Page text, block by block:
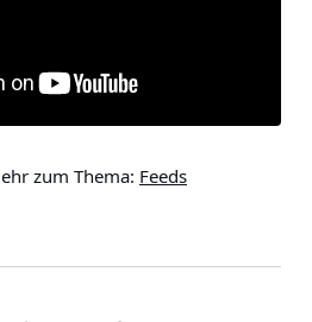
zum Thema: Feeds